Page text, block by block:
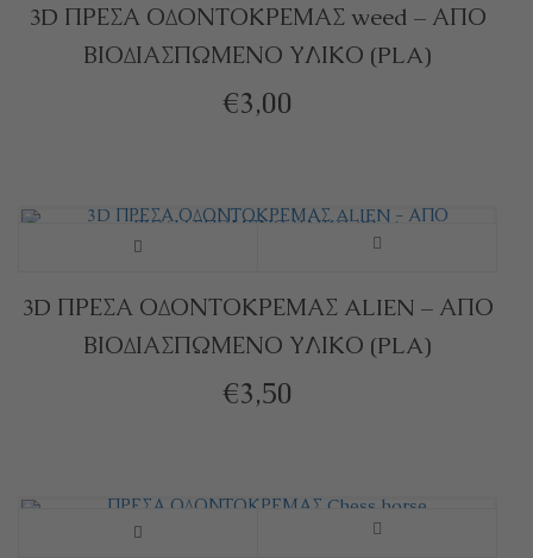
3D ΠΡΕΣΑ ΟΔΟΝΤΟΚΡΕΜΑΣ weed – ΑΠΟ
ΒΙΟΔΙΑΣΠΩΜΕΝΟ ΥΛΙΚΟ (PLA)
€3,00
3D ΠΡΕΣΑ ΟΔΟΝΤΟΚΡΕΜΑΣ ALIEN – ΑΠΟ
ΒΙΟΔΙΑΣΠΩΜΕΝΟ ΥΛΙΚΟ (PLA)
€3,50